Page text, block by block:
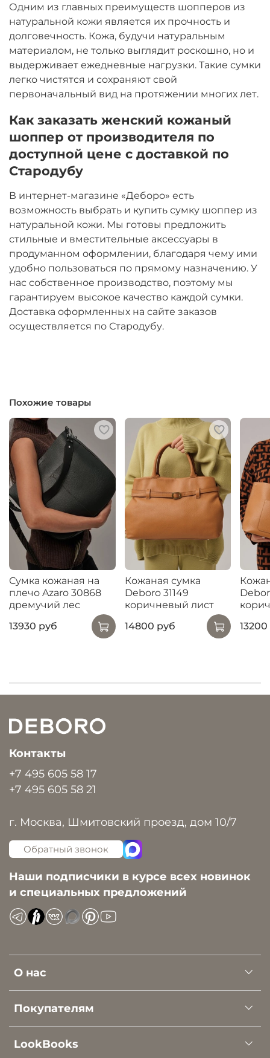
Одним из главных преимуществ шопперов из
натуральной кожи является их прочность и
долговечность. Кожа, будучи натуральным
материалом, не только выглядит роскошно, но и
выдерживает ежедневные нагрузки. Такие сумки
легко чистятся и сохраняют свой
первоначальный вид на протяжении многих лет.
Как заказать женский кожаный
шоппер от производителя по
доступной цене с доставкой по
Стародубу
В интернет-магазине «Деборо» есть
возможность выбрать и купить сумку шоппер из
натуральной кожи. Мы готовы предложить
стильные и вместительные аксессуары в
продуманном оформлении, благодаря чему ими
удобно пользоваться по прямому назначению. У
нас собственное производство, поэтому мы
гарантируем высокое качество каждой сумки.
Доставка оформленных на сайте заказов
осуществляется по Стародубу.
Похожие товары
Сумка кожаная на
плечо Azaro 30868
дремучий лес
13930 руб
Кожаная сумка
Deboro 31149
коричневый лист
14800 руб
О нас
Покупателям
LookBooks
Контакты
+7 495 605 58 17
+7 495 605 58 21
г. Москва, Шмитовский проезд, дом 10/7
Обратный звонок
Наши подписчики в курсе всех новинок
и специальных предложений